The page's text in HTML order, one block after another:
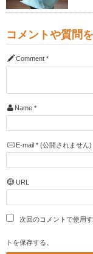
コメントや質問
Comment *
Name *
E-mail *(公開されません)
URL
次回のコメントで使用
トを保存する。